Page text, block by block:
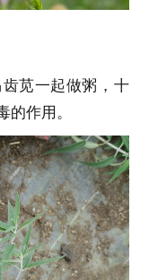
苋一起做粥，十
的作用。